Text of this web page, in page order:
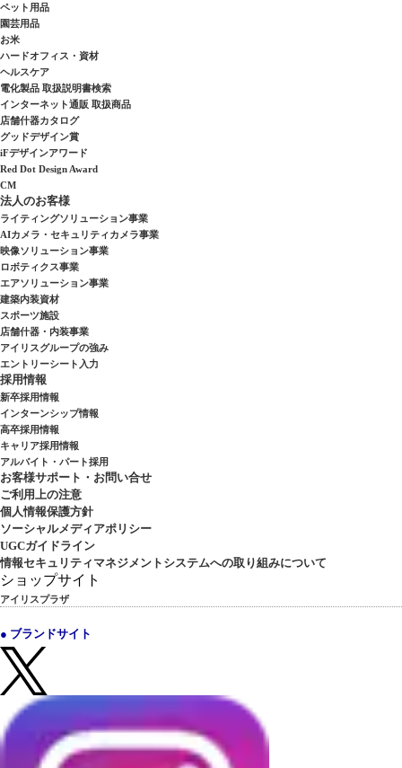
ペット用品
園芸用品
お米
ハードオフィス・資材
ヘルスケア
電化製品 取扱説明書検索
インターネット通販 取扱商品
店舗什器カタログ
グッドデザイン賞
iFデザインアワード
Red Dot Design Award
CM
法人のお客様
ライティングソリューション事業
AIカメラ・セキュリティカメラ事業
映像ソリューション事業
ロボティクス事業
エアソリューション事業
建築内装資材
スポーツ施設
店舗什器・内装事業
アイリスグループの強み
エントリーシート入力
採用情報
新卒採用情報
インターンシップ情報
高卒採用情報
キャリア採用情報
アルバイト・パート採用
お客様サポート・お問い合せ
ご利用上の注意
個人情報保護方針
ソーシャルメディアポリシー
UGCガイドライン
情報セキュリティマネジメントシステムへの取り組みについて
ショップサイト
アイリスプラザ
● ブランドサイト